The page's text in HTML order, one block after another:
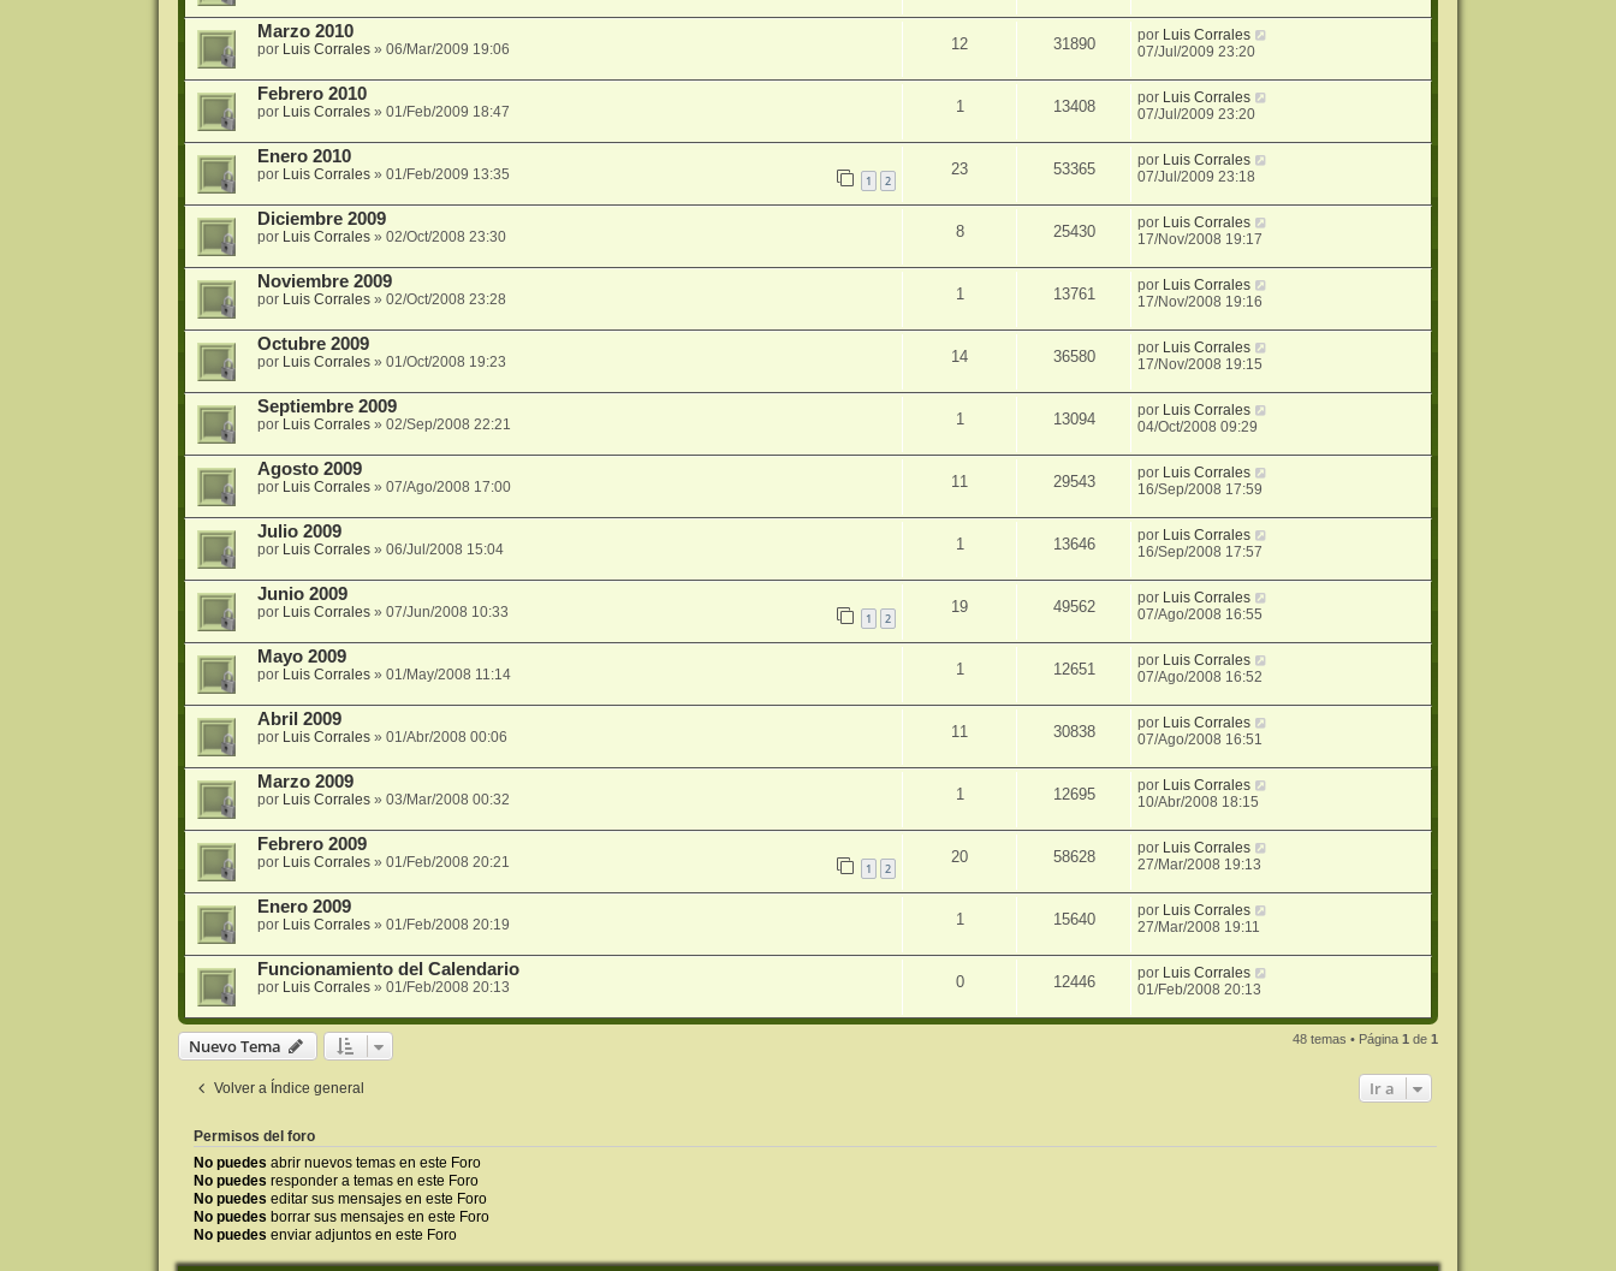
Marzo 2010
por Luis Corrales» 06/Mar/2009 19:06 12 31890 por Luis Corrales
07/Jul/2009 23:20
Febrero 2010
por Luis Corrales» 01/Feb/2009 18:47 1 13408 por Luis Corrales
07/Jul/2009 23:20
Enero 2010
por Luis Corrales» 01/Feb/2009 13:35 1 2
23 53365 por Luis Corrales
07/Jul/2009 23:18
Diciembre 2009
por Luis Corrales» 02/Oct/2008 23:30 8 25430 por Luis Corrales
17/Nov/2008 19:17
Noviembre 2009
por Luis Corrales» 02/Oct/2008 23:28 1 13761 por Luis Corrales
17/Nov/2008 19:16
Octubre 2009
por Luis Corrales» 01/Oct/2008 19:23 14 36580 por Luis Corrales
17/Nov/2008 19:15
Septiembre 2009
por Luis Corrales» 02/Sep/2008 22:21 1 13094 por Luis Corrales
04/Oct/2008 09:29
Agosto 2009
por Luis Corrales» 07/Ago/2008 17:00 11 29543 por Luis Corrales
16/Sep/2008 17:59
Julio 2009
por Luis Corrales» 06/Jul/2008 15:04 1 13646 por Luis Corrales
16/Sep/2008 17:57
Junio 2009
por Luis Corrales» 07/Jun/2008 10:33 1 2
19 49562 por Luis Corrales
07/Ago/2008 16:55
Mayo 2009
por Luis Corrales» 01/May/2008 11:14 1 12651 por Luis Corrales
07/Ago/2008 16:52
Abril 2009
por Luis Corrales» 01/Abr/2008 00:06 11 30838 por Luis Corrales
07/Ago/2008 16:51
Marzo 2009
por Luis Corrales» 03/Mar/2008 00:32 1 12695 por Luis Corrales
10/Abr/2008 18:15
Febrero 2009
por Luis Corrales» 01/Feb/2008 20:21 1 2
20 58628 por Luis Corrales
27/Mar/2008 19:13
Enero 2009
por Luis Corrales» 01/Feb/2008 20:19 1 15640 por Luis Corrales
27/Mar/2008 19:11
Funcionamiento del Calendario
por Luis Corrales» 01/Feb/2008 20:13 0 12446 por Luis Corrales
01/Feb/2008 20:13
Nuevo Tema 48 temas • Página1 de1
Volver a Índice general Ir a
Permisos del foro
No puedes abrir nuevos temas en este Foro
No puedes responder a temas en este Foro
No puedes editar sus mensajes en este Foro
No puedes borrar sus mensajes en este Foro
No puedes enviar adjuntos en este Foro